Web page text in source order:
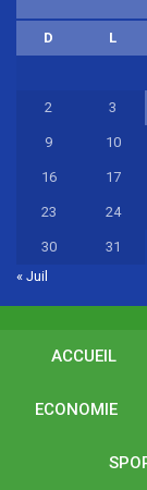
D L
2 3
9 10
16 17
23 24
30
31
« Juil
ACCUEIL
ECONOMIE